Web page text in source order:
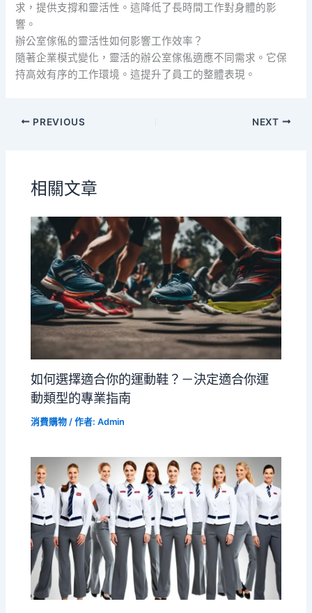
求，提供支撐和靈活性。這降低了長時間工作對身體的影
響。
辦公室傢俬的靈活性如何影響工作效率？
隨著企業模式變化，靈活的辦公室傢俬適應不同需求。它保
持高效有序的工作環境。這提升了員工的整體表現。
PREVIOUS NEXT
相關文章
如何選擇適合你的運動鞋？－決定適合你運
動類型的專業指南
消費購物 / 作者:Admin